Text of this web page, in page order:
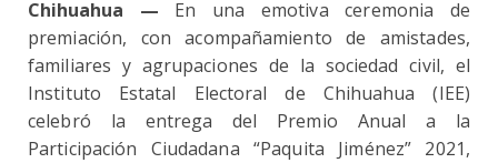
Chihuahua — En una emotiva ceremonia de
premiación, con acompañamiento de amistades,
familiares y agrupaciones de la sociedad civil, el
Instituto Estatal Electoral de Chihuahua (IEE)
celebró la entrega del Premio Anual a la
Participación Ciudadana “Paquita Jiménez” 2021,